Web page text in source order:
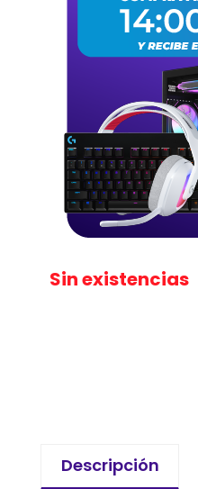
Sin existencias
Descripción